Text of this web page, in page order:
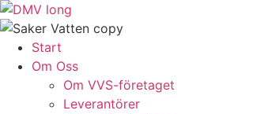
Skip
to
contentStart
Om Oss
Om VVS-företaget
Leverantörer